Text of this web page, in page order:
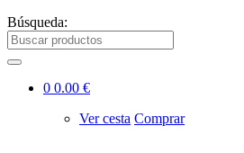
Búsqueda:
0 0.00 €
Ver cesta Comprar